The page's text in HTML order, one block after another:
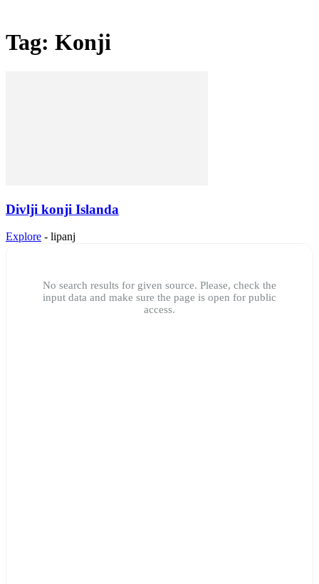
Tag: Konji
Divlji konji Islanda
Explore - lipanj
No search results for given source. Please, check the
input data and make sure the page is open for public
access.